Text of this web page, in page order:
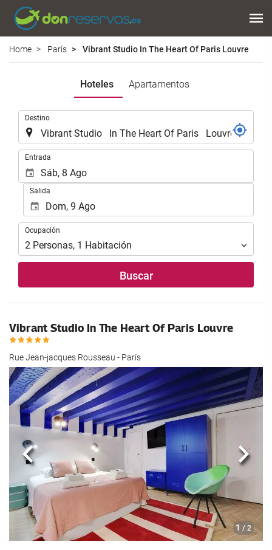
Home París Vibrant Studio In The Heart Of Paris Louvre
Hoteles Apartamentos
Destino
Entrada
Salida
Ocupación
Ocupación
2 Personas, 1 Habitación
Buscar
Vibrant Studio In The Heart Of Paris Louvre
Rue Jean-jacques Rousseau - París
1 / 2
Anterior